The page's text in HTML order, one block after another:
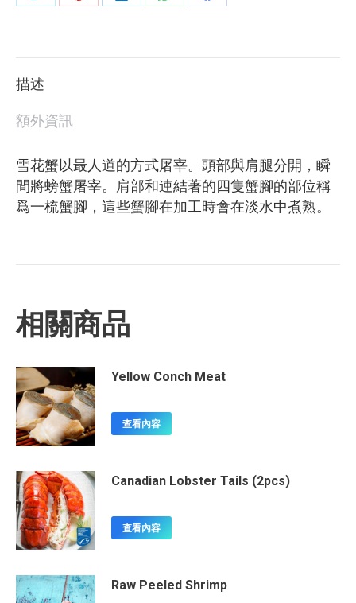
描述
額外資訊
雪花蟹以最人道的方式屠宰。頭部與肩腿分開，瞬
間將螃蟹屠宰。肩部和連結著的四隻蟹腳的部位稱
爲一梳蟹腳，這些蟹腳在加工時會在淡水中煮熟。
相關商品
Yellow Conch Meat
查看內容
Canadian Lobster Tails (2pcs)
查看內容
Raw Peeled Shrimp